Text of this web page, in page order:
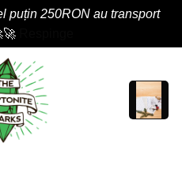
puțin 250RON au transport